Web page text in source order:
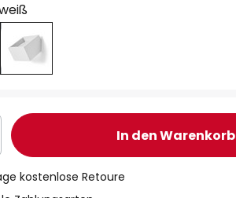
In den Warenkorb
kostenlose Retoure